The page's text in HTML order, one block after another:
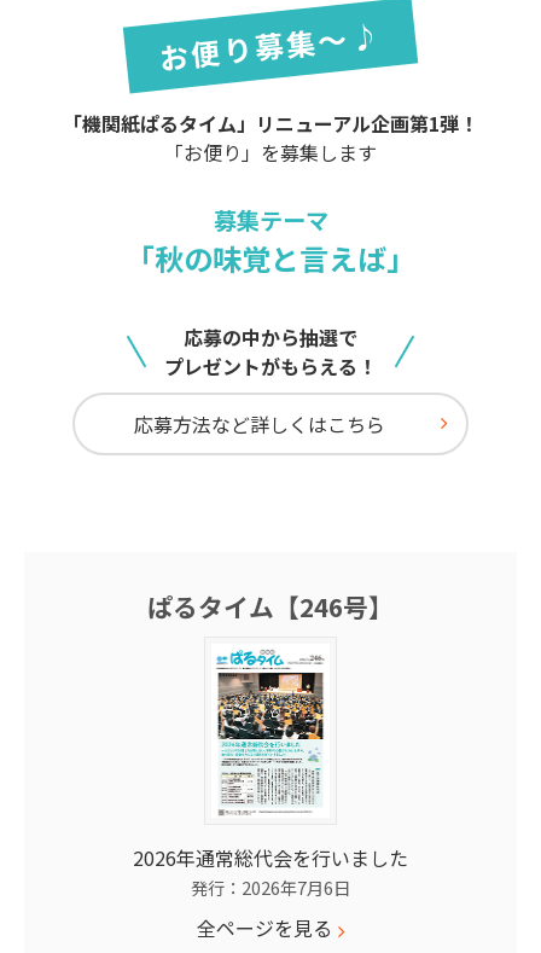
お便り募集～♪
「機関紙ぱるタイム」リニューアル企画第1弾！
「お便り」を募集します
募集テーマ
「秋の味覚と言えば」
応募の中から抽選で
プレゼントがもらえる！
応募方法など詳しくはこちら
ぱるタイム【246号】
2026年通常総代会を行いました
発行：2026年7月6日
全ページを見る